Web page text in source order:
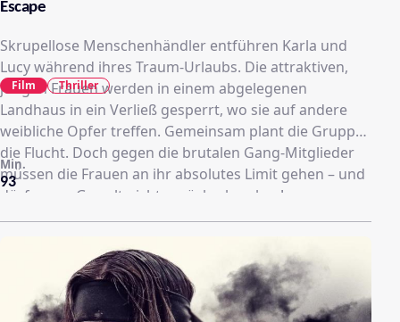
Escape
Skrupellose Menschenhändler entführen Karla und
Lucy während ihres Traum-Urlaubs. Die attraktiven,
jungen Frauen werden in einem abgelegenen
Landhaus in ein Verließ gesperrt, wo sie auf andere
weibliche Opfer treffen. Gemeinsam plant die Gruppe
die Flucht. Doch gegen die brutalen Gang-Mitglieder
müssen die Frauen an ihr absolutes Limit gehen – und
dürfen vor Gewalt nicht zurückschrecken!
93
Min.
Film Thriller